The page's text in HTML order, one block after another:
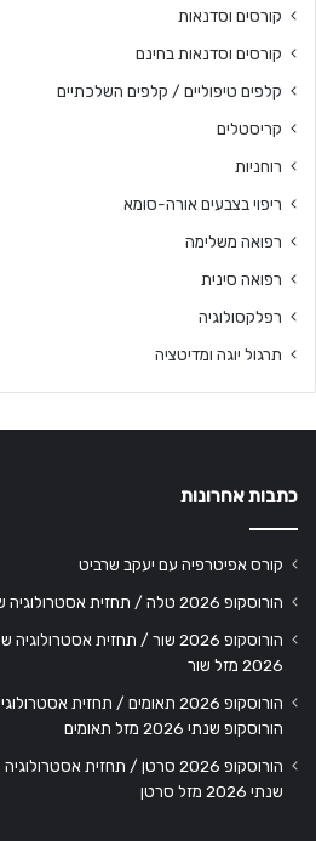
קורסים וסדנאות
קורסים וסדנאות בחינם
קלפים טיפוליים / קלפים השלכתיים
קריסטלים
רוחניות
ריפוי בצבעים אורה-סומא
רפואה משלימה
רפואה סינית
רפלקסולוגיה
תרגול יוגה ומדיטציה
כתבות אחרונות
קורס אפיטרפיה עם יעקב שרביט
הורוסקופ 2026 טלה / תחזית אסטרולוגיה שנתית מזל טלה
הורוסקופ 2026 שור / תחזית
2026 מזל שור
הורוסקופ 2026 תאומים / תחזית
הורוסקופ שנתי 2026 מזל תאומים
הורוסקופ 2026 סרטן / תחזית
שנתי 2026 מזל סרטן